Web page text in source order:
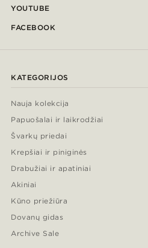
YOUTUBE
FACEBOOK
KATEGORIJOS
Nauja kolekcija
Papuošalai ir laikrodžiai
Švarkų priedai
Krepšiai ir piniginės
Drabužiai ir apatiniai
Akiniai
Kūno priežiūra
Dovanų gidas
Archive Sale